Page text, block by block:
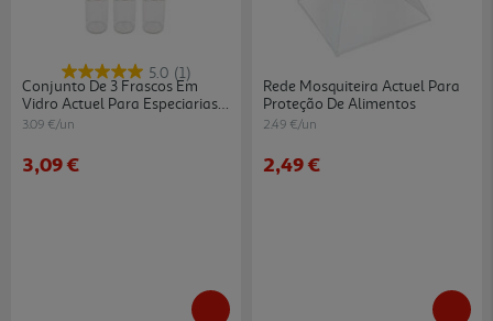
5.0 (1)
Conjunto De 3 Frascos Em
Vidro Actuel Para Especiarias
0.15l
3.09 €/un
3,09 €
Rede Mosquiteira Actuel Para
Proteção De Alimentos
2.49 €/un
2,49 €